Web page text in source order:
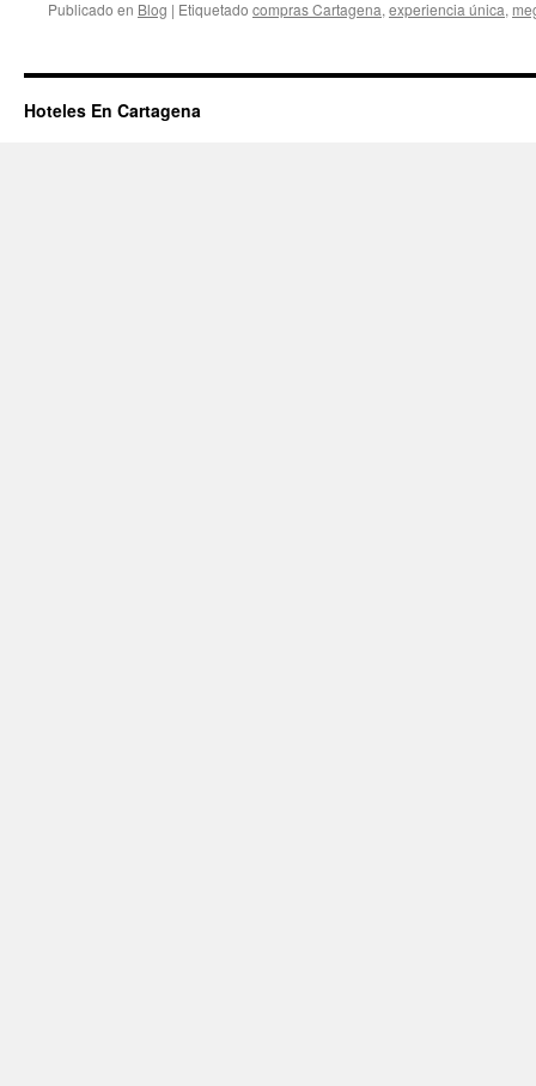
Publicado en Blog | Etiquetado compras Cartagena, experiencia única,
Hoteles En Cartagena